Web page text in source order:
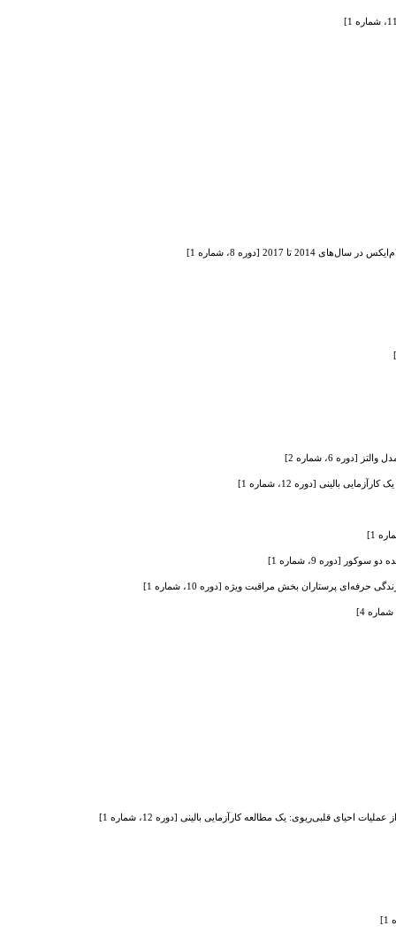
[دوره 8، شماره 1]
6، شماره 2]
بالینی [دوره 12، شماره 1]
[دوره 9، شماره 1]
پرستاران بخش‌ مراقبت ویژه [دوره 10، شماره 1]